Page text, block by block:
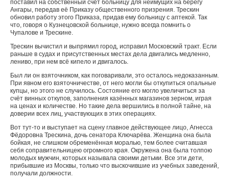
поставил на собственный счёт больницу для неимущих на берегу
Ангары, передав её Приказу общественного призрения. Трескин
обновил работу этого Приказа, придав ему больницу с аптекой. Так
что, говоря о Кузнецовской больнице, нужно всегда помнить о
Чупалове и Трескине.
Трескин вычистил и выпрямил город, исправил Московский тракт. Если
раньше в судах и присутственных местах дела двигались медленно,
лениво, при нем всё кипело и двигалось.
Был ли он взяточником, как поговаривали, это осталось недоказанным.
При явном его взяточничестве, от него могли бы откупиться опальные
купцы, но этого не случилось. Состояние его могло увеличиться за
счёт винных откупов, заполнения казённых магазинов зерном, играя
на ценах и количестве. Но такие дела вершились в полной тайне, на
доверии всех лиц, участвующих в этих операциях.
Вот тут-то и выступает на сцену главное действующее лицо, Агнесса
Фёдоровна Трескина, дочь сенатора Ключарёва. Женщина она была
бойкая, не слишком обременённая моралью, тем более считавшая
себя соправительницею огромного края. Окружена она была толпою
молодых мужчин, которых называла своими детьми. Все эти дети,
прибывшие из Москвы, только что выскочившие из учебных заведений,
получали должности.